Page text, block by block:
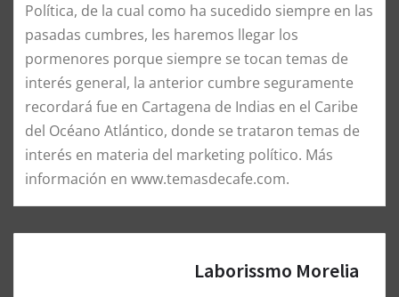
Política, de la cual como ha sucedido siempre en las
pasadas cumbres, les haremos llegar los
pormenores porque siempre se tocan temas de
interés general, la anterior cumbre seguramente
recordará fue en Cartagena de Indias en el Caribe
del Océano Atlántico, donde se trataron temas de
interés en materia del marketing político. Más
información en www.temasdecafe.com.
Laborissmo Morelia